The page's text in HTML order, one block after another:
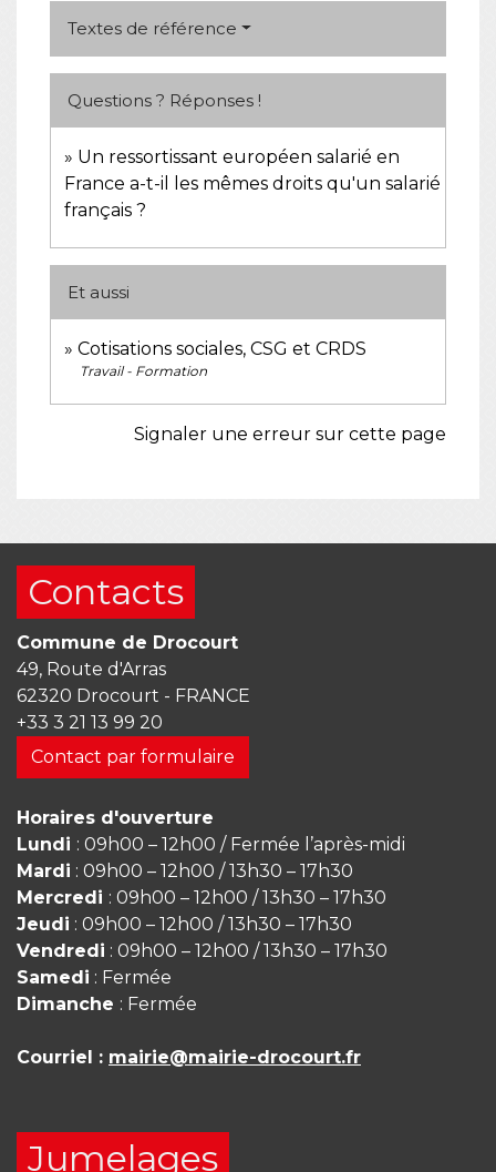
Textes de référence
Questions ? Réponses !
Un ressortissant européen salarié en
France a-t-il les mêmes droits qu'un salarié
français ?
Et aussi
Cotisations sociales, CSG et CRDS
Travail - Formation
Signaler une erreur sur cette page
Contacts
Commune de Drocourt
49, Route d'Arras
62320 Drocourt - FRANCE
+33 3 21 13 99 20
Contact par formulaire
Horaires d'ouverture
Lundi : 09h00 – 12h00 / Fermée l’après-midi
Mardi : 09h00 – 12h00 / 13h30 – 17h30
Mercredi : 09h00 – 12h00 / 13h30 – 17h30
Jeudi : 09h00 – 12h00 / 13h30 – 17h30
Vendredi : 09h00 – 12h00 / 13h30 – 17h30
Samedi : Fermée
Dimanche : Fermée
Courriel : mairie@mairie-drocourt.fr
Jumelages